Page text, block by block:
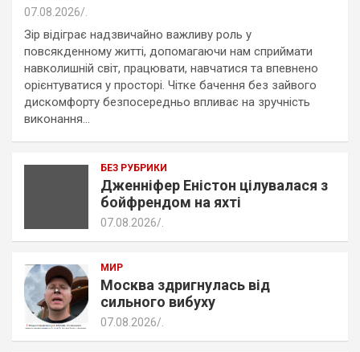
07.08.2026
Зір відіграє надзвичайно важливу роль у
повсякденному житті, допомагаючи нам сприймати
навколишній світ, працювати, навчатися та впевнено
орієнтуватися у просторі. Чітке бачення без зайвого
дискомфорту безпосередньо впливає на зручність
виконання…
БЕЗ РУБРИКИ
Дженніфер Еністон цілувалася з
бойфрендом на яхті
07.08.2026
МИР
Москва здригнулась від
сильного вибуху
07.08.2026